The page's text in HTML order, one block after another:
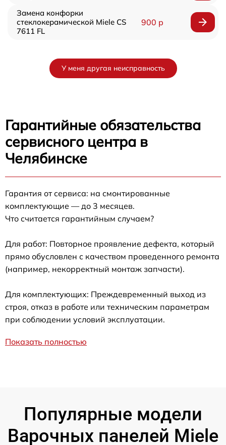
Замена конфорки
стеклокерамической Miele CS
7611 FL
900 р
У меня другая неисправность
Гарантийные обязательства
сервисного центра в
Челябинске
Гарантия от сервиса: на смонтированные
комплектующие — до 3 месяцев.
Что считается гарантийным случаем?
Для работ: Повторное проявление дефекта, который
прямо обусловлен с качеством проведенного ремонта
(например, некорректный монтаж запчасти).
Для комплектующих: Преждевременный выход из
строя, отказ в работе или техническим параметрам
при соблюдении условий эксплуатации.
Показать полностью
Популярные модели
Варочных панелей Miele